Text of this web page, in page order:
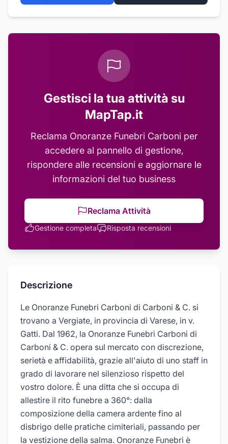
Gestisci la tua attività su
MapTap.it
Reclama Onoranze Funebri Carboniper
accedere al pannello di gestione,
rispondere alle recensioni e aggiornare le
informazioni del tuo business
Reclama Attività
Gestione completa Risposta recensioni
Descrizione
Le Onoranze Funebri Carboni di Carboni & C. si
trovano a Vergiate, in provincia di Varese, in v.
Gatti. Dal 1962, la Onoranze Funebri Carboni di
Carboni & C. opera sul mercato con discrezione,
serietà e affidabilità, grazie all'aiuto di uno staff in
grado di lavorare nel silenzioso rispetto del
vostro dolore. È una ditta che si occupa di
allestire il rito funebre a 360°: dalla
composizione della camera ardente fino al
disbrigo delle pratiche cimiteriali, passando per
la vestizione della salma. Onoranze Funebri è